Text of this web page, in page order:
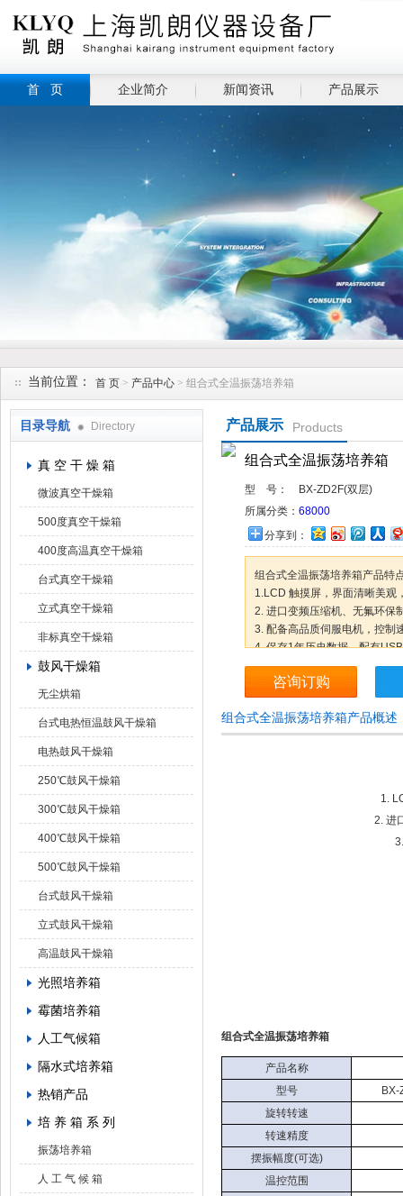
首 页 企业简介 新闻资讯 产品展示
当前位置： 首 页 > 产品中心 > 组合式全温振荡培养箱
目录导航 Directory
真 空 干 燥 箱
微波真空干燥箱
500度真空干燥箱
400度高温真空干燥箱
台式真空干燥箱
立式真空干燥箱
非标真空干燥箱
鼓风干燥箱
无尘烘箱
台式电热恒温鼓风干燥箱
电热鼓风干燥箱
250℃鼓风干燥箱
300℃鼓风干燥箱
400℃鼓风干燥箱
500℃鼓风干燥箱
台式鼓风干燥箱
立式鼓风干燥箱
高温鼓风干燥箱
光照培养箱
霉菌培养箱
人工气候箱
隔水式培养箱
热销产品
培 养 箱 系 列
振荡培养箱
人 工 气 候 箱
产品展示 Products
组合式全温振荡培养箱
型 号：
BX-ZD2F(双层)
所属分类： 68000
分享到：
组合式全温振荡培养箱产品特
1.LCD 触摸屏，界面清晰美观
2. 进口变频压缩机、无氟环保
3. 配备高品质伺服电机，控制
4. 保存1年历史数据，配有
5. 预约启动功能，可根据用户
咨询订购
组合式全温振荡培养箱产品概述
1.
2. 进
组合式全温振荡培养箱
产品名称
型号
BX-
旋转转速
转速精度
摆振幅度(可选)
温控范围